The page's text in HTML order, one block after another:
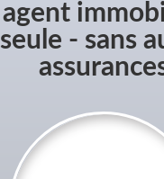
agent
seule - sans